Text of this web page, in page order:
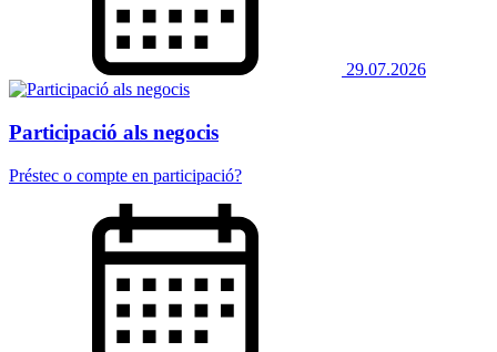
29.07.2026
Participació als negocis
Préstec o compte en participació?